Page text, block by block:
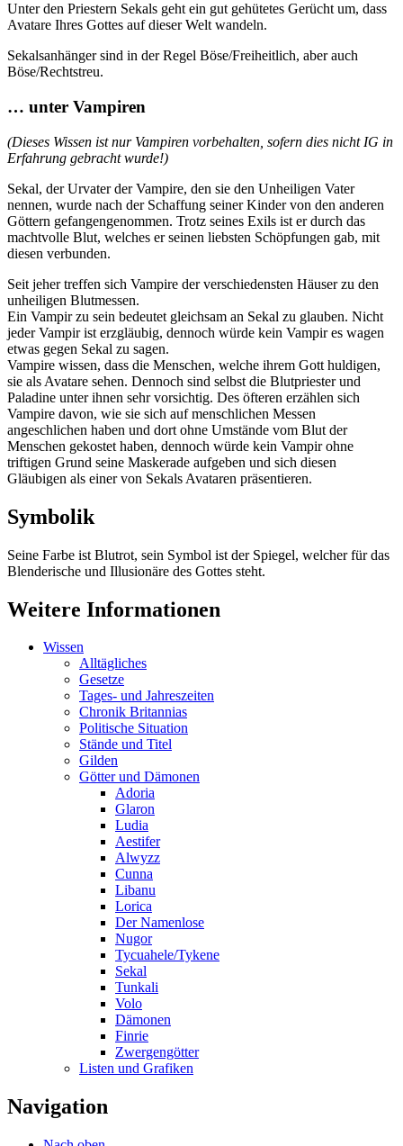
Unter den Priestern Sekals geht ein gut gehütetes Gerücht um, dass
Avatare Ihres Gottes auf dieser Welt wandeln.
Sekalsanhänger sind in der Regel Böse/Freiheitlich, aber auch
Böse/Rechtstreu.
… unter Vampiren
(Dieses Wissen ist nur Vampiren vorbehalten, sofern dies nicht IG in
Erfahrung gebracht wurde!)
Sekal, der Urvater der Vampire, den sie den Unheiligen Vater
nennen, wurde nach der Schaffung seiner Kinder von den anderen
Göttern gefangengenommen. Trotz seines Exils ist er durch das
machtvolle Blut, welches er seinen liebsten Schöpfungen gab, mit
diesen verbunden.
Seit jeher treffen sich Vampire der verschiedensten Häuser zu den
unheiligen Blutmessen.
Ein Vampir zu sein bedeutet gleichsam an Sekal zu glauben. Nicht
jeder Vampir ist erzgläubig, dennoch würde kein Vampir es wagen
etwas gegen Sekal zu sagen.
Vampire wissen, dass die Menschen, welche ihrem Gott huldigen,
sie als Avatare sehen. Dennoch sind selbst die Blutpriester und
Paladine unter ihnen sehr vorsichtig. Des öfteren erzählen sich
Vampire davon, wie sie sich auf menschlichen Messen
angeschlichen haben und dort ohne Umstände vom Blut der
Menschen gekostet haben, dennoch würde kein Vampir ohne
triftigen Grund seine Maskerade aufgeben und sich diesen
Gläubigen als einer von Sekals Avataren präsentieren.
Symbolik
Seine Farbe ist Blutrot, sein Symbol ist der Spiegel, welcher für das
Blenderische und Illusionäre des Gottes steht.
Weitere Informationen
Wissen
Alltägliches
Gesetze
Tages- und Jahreszeiten
Chronik Britannias
Politische Situation
Stände und Titel
Gilden
Götter und Dämonen
Adoria
Glaron
Ludia
Aestifer
Alwyzz
Cunna
Libanu
Lorica
Der Namenlose
Nugor
Tycuahele/Tykene
Sekal
Tunkali
Volo
Dämonen
Finrie
Zwergengötter
Listen und Grafiken
Navigation